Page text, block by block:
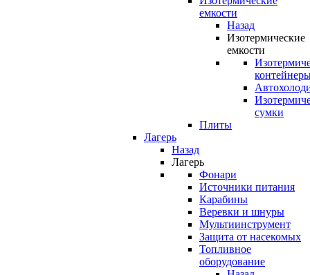
емкости
Назад
Изотермические
емкости
сумки
Плиты
Лагерь
Назад
Лагерь
Фонари
Источники питания
Карабины
Веревки и шнуры
Мультиинструмент
Защита от насекомых
Топливное
оборудование